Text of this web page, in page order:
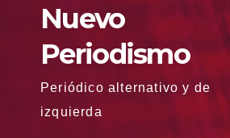
Nuevo
Periodismo
Periódico alternativo y de
izquierda